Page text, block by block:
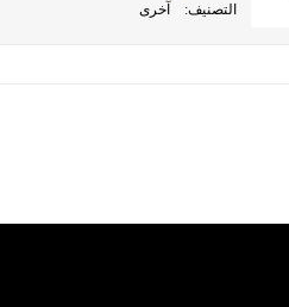
التصنيف:
آخرى